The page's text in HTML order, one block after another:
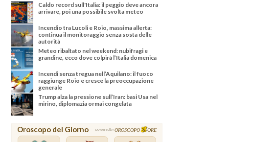
Caldo record sull'Italia: il peggio deve ancora
arrivare, poi una possibile svolta meteo
Incendio tra Lucoli e Roio, massima allerta:
continua il monitoraggio senza sosta delle
autorità
Meteo ribaltato nel weekend: nubifragi e
grandine, ecco dove colpirà l’Italia domenica
Incendi senza tregua nell’Aquilano: il fuoco
raggiunge Roio e cresce la preoccupazione
generale
Trump alza la pressione sull’Iran: basi Usa nel
mirino, diplomazia ormai congelata
Oroscopo del Giorno powered byOROSCOPO ORE